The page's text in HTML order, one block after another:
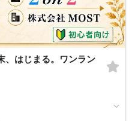
、はじまる。ワンラン